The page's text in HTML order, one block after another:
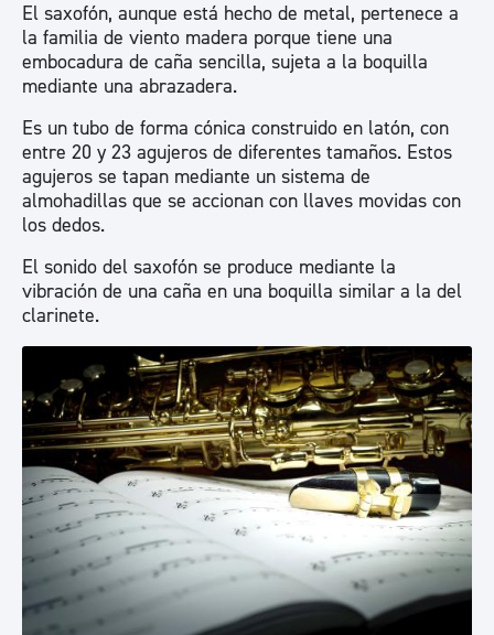
El saxofón, aunque está hecho de metal, pertenece a
la familia de viento madera porque tiene una
embocadura de caña sencilla, sujeta a la boquilla
mediante una abrazadera.
Es un tubo de forma cónica construido en latón, con
entre 20 y 23 agujeros de diferentes tamaños. Estos
agujeros se tapan mediante un sistema de
almohadillas que se accionan con llaves movidas con
los dedos.
El sonido del saxofón se produce mediante la
vibración de una caña en una boquilla similar a la del
clarinete.